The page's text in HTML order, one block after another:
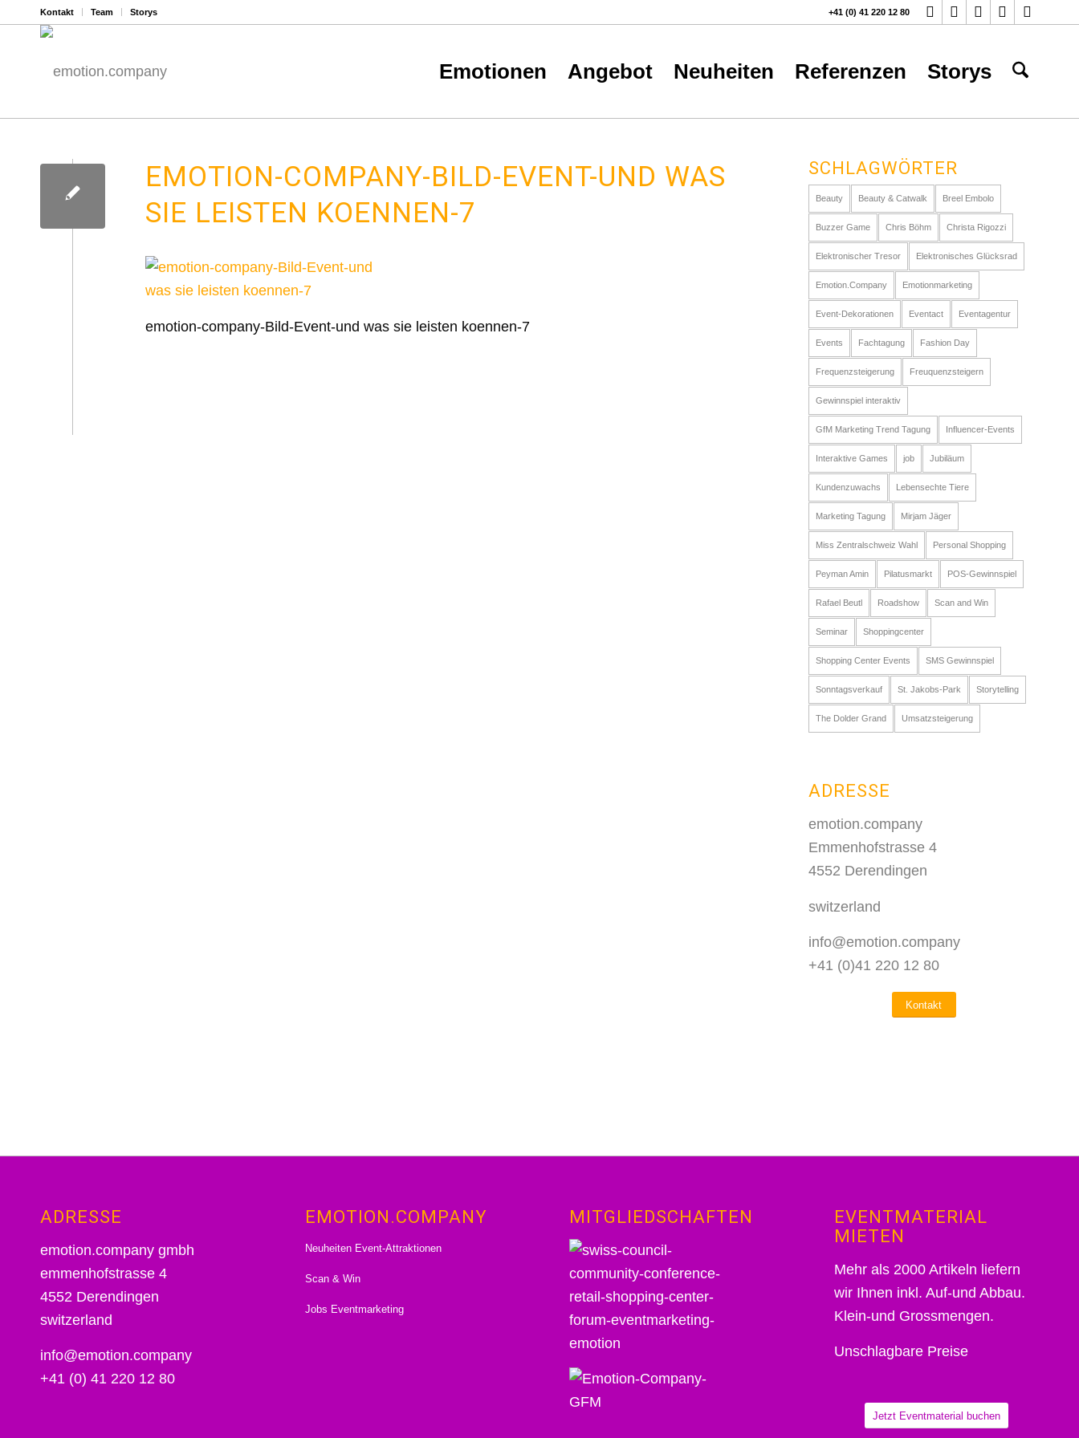
Kontakt Team Storys +41 (0) 41 220 12 80
Emotionen Angebot Neuheiten Referenzen Storys
EMOTION-COMPANY-BILD-EVENT-UND WAS
SIE LEISTEN KOENNEN-7
emotion-company-Bild-Event-und was sie leisten koennen-7
SCHLAGWÖRTER
Beauty Beauty & Catwalk Breel Embolo
Buzzer Game Chris Böhm Christa Rigozzi
Elektronischer Tresor Elektronisches Glücksrad
Emotion.Company Emotionmarketing
Event-Dekorationen Eventact Eventagentur
Events Fachtagung Fashion Day
Frequenzsteigerung Freuquenzsteigern
Gewinnspiel interaktiv
GfM Marketing Trend Tagung Influencer-Events
Interaktive Games job Jubiläum
Kundenzuwachs Lebensechte Tiere
Marketing Tagung Mirjam Jäger
Miss Zentralschweiz Wahl Personal Shopping
Peyman Amin Pilatusmarkt POS-Gewinnspiel
Rafael Beutl Roadshow Scan and Win
Seminar Shoppingcenter
Shopping Center Events SMS Gewinnspiel
Sonntagsverkauf St. Jakobs-Park Storytelling
The Dolder Grand Umsatzsteigerung
ADRESSE
emotion.company
Emmenhofstrasse 4
4552 Derendingen
switzerland
info@emotion.company
+41 (0)41 220 12 80
Kontakt
ADRESSE
emotion.company gmbh
emmenhofstrasse 4
4552 Derendingen
switzerland
info@emotion.company
+41 (0) 41 220 12 80
EMOTION.COMPANY
Neuheiten Event-Attraktionen
Scan & Win
Jobs Eventmarketing
MITGLIEDSCHAFTEN
EVENTMATERIAL
MIETEN
Mehr als 2000 Artikeln liefern
wir Ihnen inkl. Auf-und Abbau.
Klein-und Grossmengen.
Unschlagbare Preise
Jetzt Eventmaterial buchen